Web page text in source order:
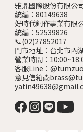
雅鼎國際股份有限公
統編：80149638
好時代銅作事業有限
統編：52539826
📞(02)27852017
門市地址：台北市內
營業時間：
客服Line：@tumzuo
意見信箱